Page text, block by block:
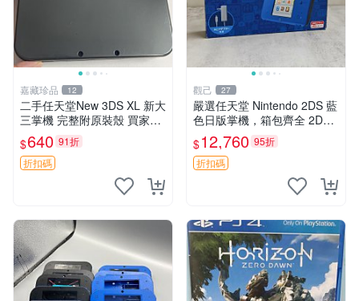
嘉藏珍品 12
二手任天堂New 3DS XL 新大
三掌機 完整附原裝殼 買家拍
後詳聊 新大三、任天堂3DS
XL、二手掌機
$640 91折
折扣碼
觀己 27
嚴選任天堂 Nintendo 2DS 藍
色日版掌機，箱包齊全 2DS
3DS 掌機 日版 Nintendo 定
價
$12,760 95折
折扣碼